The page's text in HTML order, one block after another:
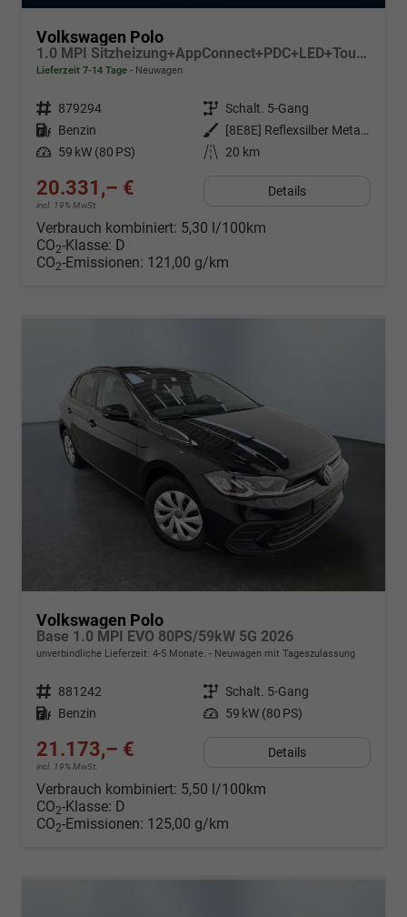
Volkswagen Polo
1.0 MPI Sitzheizung+AppConnect+PDC+LED+Touch+Lichtsensor+MultiLenkrad
Lieferzeit 7-14 Tage Neuwagen
Fahrzeugnr. 879294 Getriebe Schalt. 5-Gang
Kraftstoff Benzin Außenfarbe
[8E8E] Reflexsilber Metallic
Leistung 59 kW (80 PS) Kilometerstand 20 km
20.331,– €
incl. 19% MwSt.
Details
Verbrauch kombiniert: 5,30 l/100km
CO2-Klasse: D
CO2-Emissionen: 121,00 g/km
Volkswagen Polo
Base 1.0 MPI EVO 80PS/59kW 5G 2026
unverbindliche Lieferzeit: 4-5 Monate. Neuwagen mit Tageszulassung
Fahrzeugnr. 881242 Getriebe Schalt. 5-Gang
Kraftstoff Benzin Leistung 59 kW (80 PS)
21.173,– €
incl. 19% MwSt.
Details
Verbrauch kombiniert: 5,50 l/100km
CO2-Klasse: D
CO2-Emissionen: 125,00 g/km